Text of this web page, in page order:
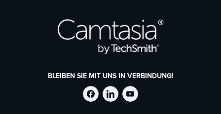
BLEIBEN SIE MIT UNS IN VERBINDUNG!
TechSmith
TechSmith
TechSmith